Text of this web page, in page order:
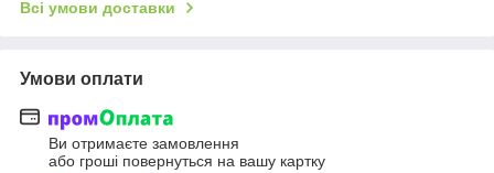
Всі умови доставки
Умови оплати
Ви отримаєте замовлення
або гроші повернуться на вашу картку